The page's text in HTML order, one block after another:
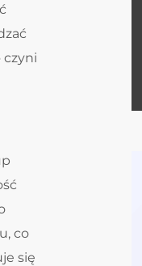
czyni
co
się